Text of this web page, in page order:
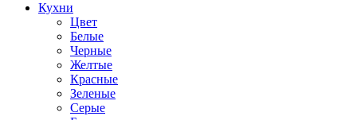
Кухни
Цвет
Белые
Черные
Желтые
Красные
Зеленые
Серые